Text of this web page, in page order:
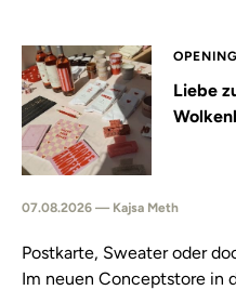
OPENING
Liebe
07.08.2026 — Kajsa Meth
Postkarte, Sweater oder
Im neuen Conceptstore in